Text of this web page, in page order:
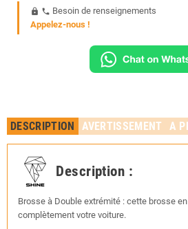
https phone Besoin de renseignements
Appelez-nous !
DESCRIPTION AVERTISSEMENT A
Description :
Brosse à Double extrémité : cette brosse
complètement votre voiture.